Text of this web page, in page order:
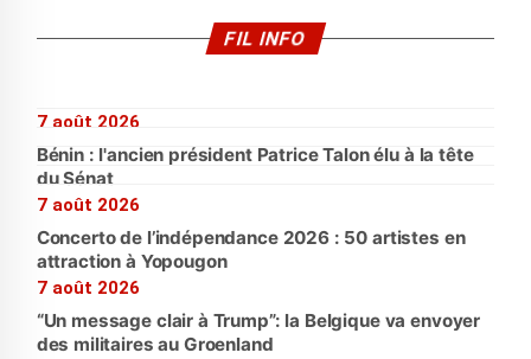
FIL INFO
7 août 2026
Bénin : l'ancien président Patrice Talon élu à la tête
du Sénat
7 août 2026
Concerto de l’indépendance 2026 : 50 artistes en
attraction à Yopougon
7 août 2026
“Un message clair à Trump”: la Belgique va envoyer
des militaires au Groenland